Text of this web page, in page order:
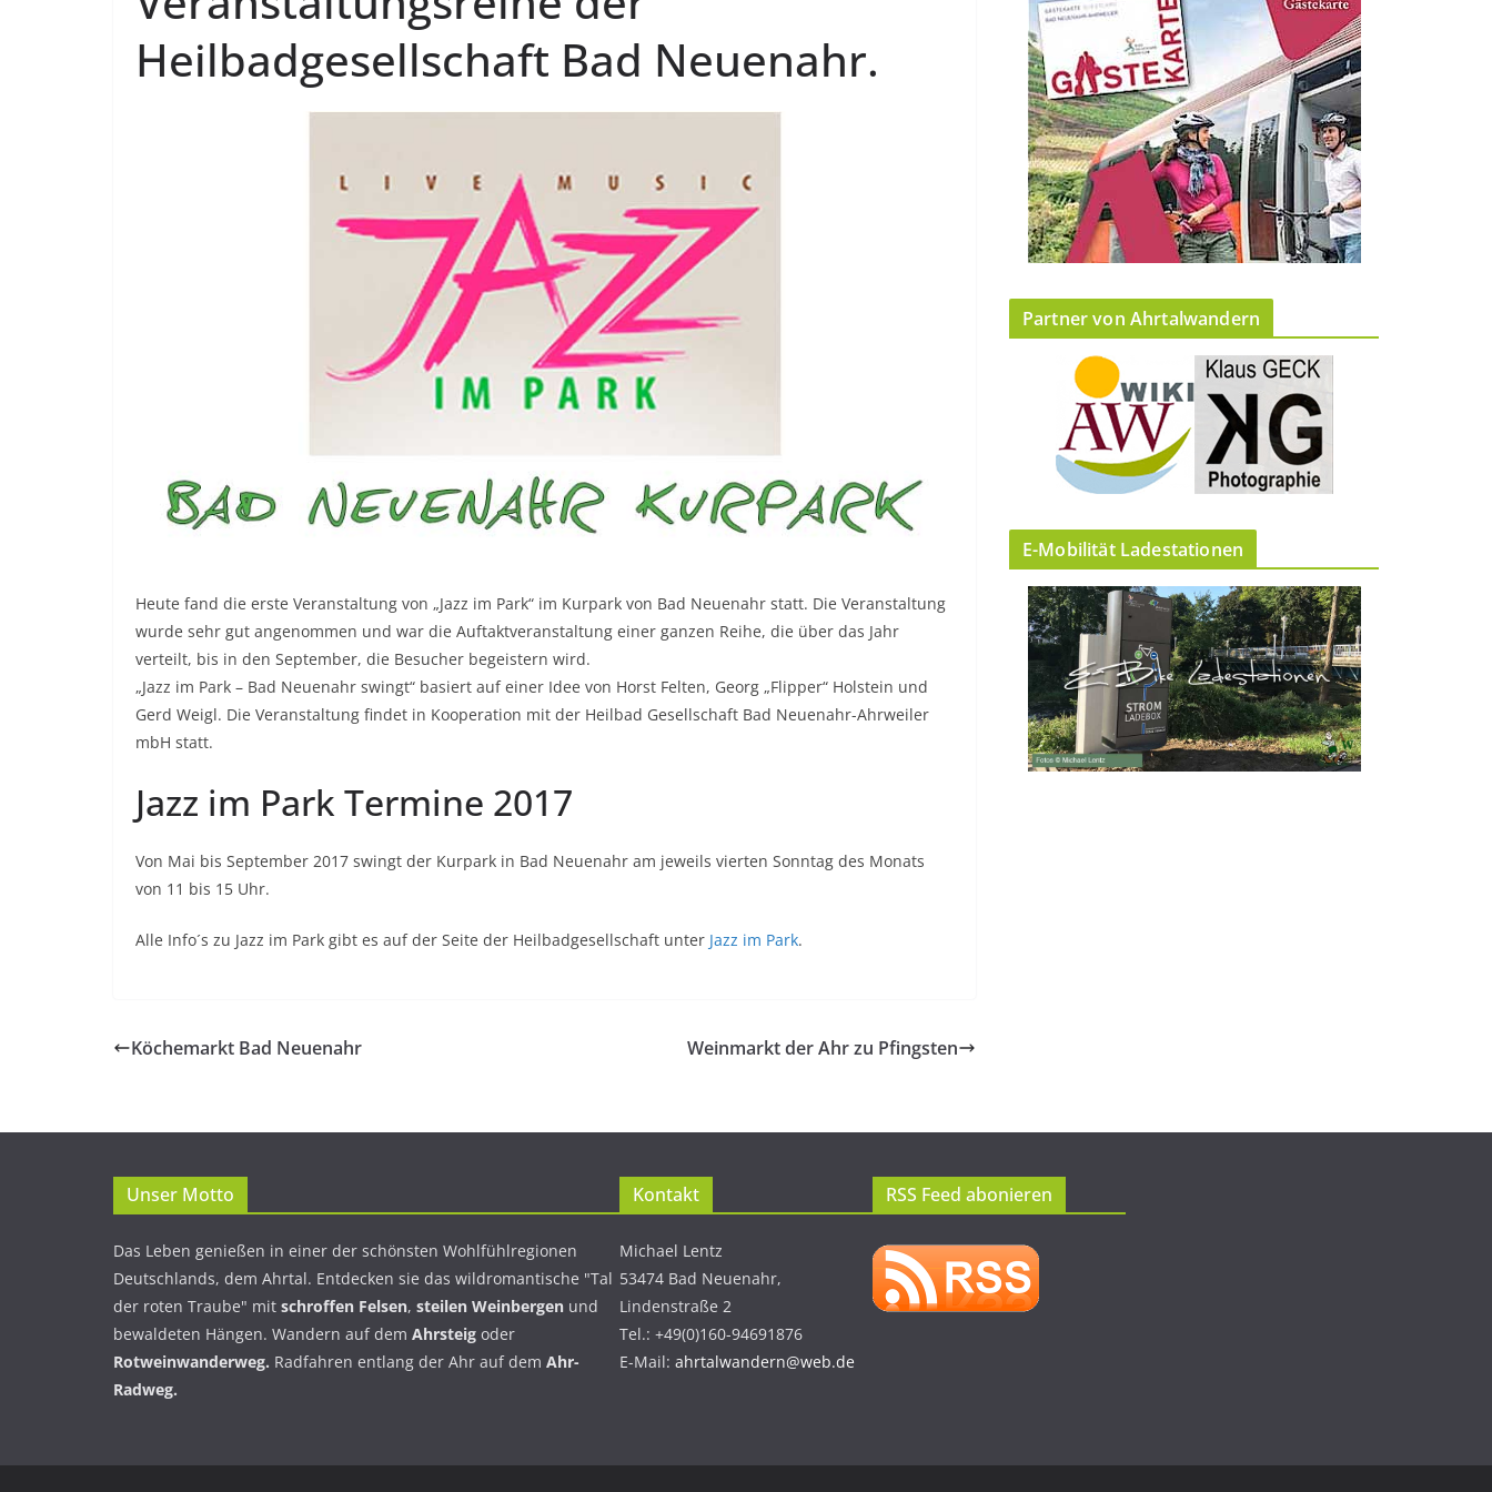
Heilbadgesellschaft Bad Neuenahr.
Heute fand die erste Veranstaltung von „Jazz im Park“ im Kurpark von Bad Neuenahr statt. Die Veranstaltung
wurde sehr gut angenommen und war die Auftaktveranstaltung einer ganzen Reihe, die über das Jahr
verteilt, bis in den September, die Besucher begeistern wird.
„Jazz im Park – Bad Neuenahr swingt“ basiert auf einer Idee von Horst Felten, Georg „Flipper“ Holstein und
Gerd Weigl. Die Veranstaltung findet in Kooperation mit der Heilbad Gesellschaft Bad Neuenahr-Ahrweiler
mbH statt.
Jazz im Park Termine 2017
Von Mai bis September 2017 swingt der Kurpark in Bad Neuenahr am jeweils vierten Sonntag des Monats
von 11 bis 15 Uhr.
Alle Info´s zu Jazz im Park gibt es auf der Seite der Heilbadgesellschaft unter Jazz im Park.
Köchemarkt Bad Neuenahr Weinmarkt der Ahr zu Pfingsten
Partner von Ahrtalwandern
E-Mobilität Ladestationen
Unser Motto
Das Leben genießen in einer der schönsten Wohlfühlregionen
Deutschlands, dem Ahrtal. Entdecken sie das wildromantische "Tal
der roten Traube" mit schroffen Felsen, steilen Weinbergen und
bewaldeten Hängen. Wandern auf dem Ahrsteig oder
Rotweinwanderweg. Radfahren entlang der Ahr auf dem Ahr-
Radweg.
Kontakt
Michael Lentz
53474 Bad Neuenahr,
Lindenstraße 2
Tel.: +49(0)160-94691876
E-Mail: ahrtalwandern@web.de
RSS Feed abonieren